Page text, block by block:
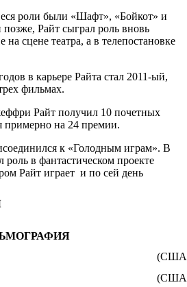
роли были «Шафт», «Бойкот» и
Райт сыграл роль вновь
сцене театра, а в телепостановке
в карьере Райта стал 2011-ый,
фильмах.
Райт получил 10 почетных
примерно на 24 премии.
к «Голодным играм». В
в фантастическом проекте
Райт играет и по сей день